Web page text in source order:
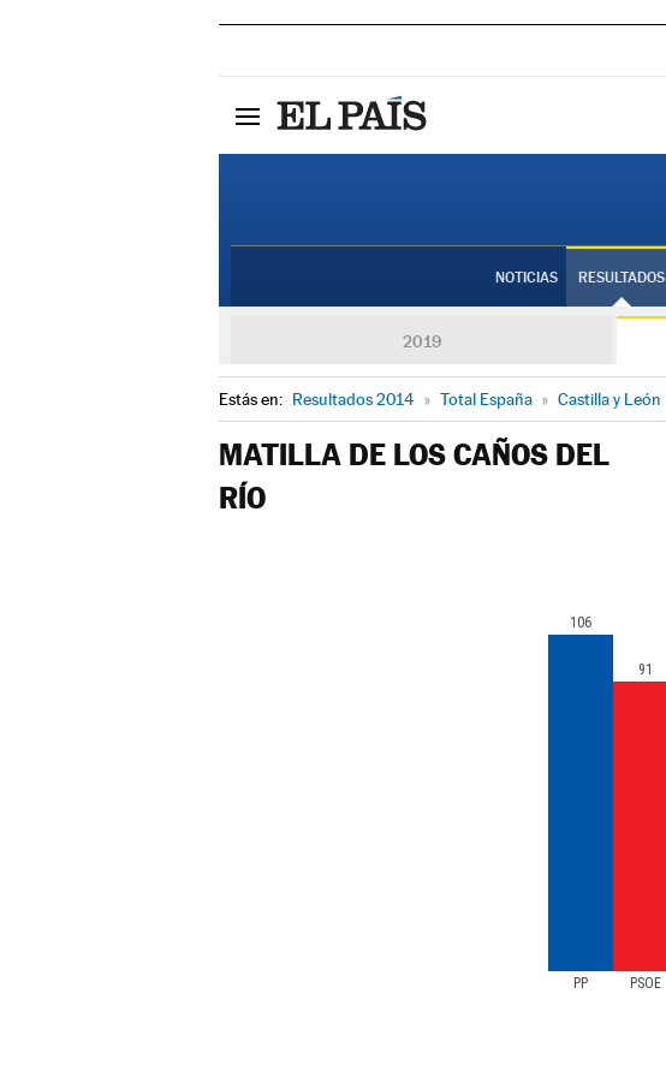
NOTICIAS RESULTADOS
2019
Estás en: Resultados 2014 » Total España » Castilla y León
MATILLA DE LOS CAÑOS DEL
RÍO
PP PSOE
106
91